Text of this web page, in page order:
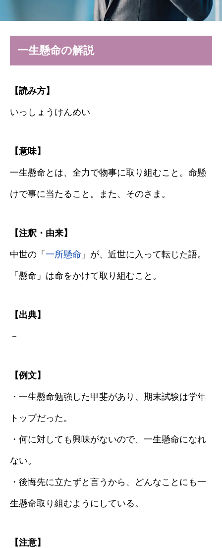
一生懸命の解説
【読み方】
いっしょうけんめい
【意味】
一生懸命とは、全力で物事に取り組むこと。命懸
けで事に当たること。また、そのさま。
【注釈・由来】
中世の「 一所懸命 」が、近世に入って転じた語。
「懸命」は命をかけて取り組むこと。
【出典】
－
【例文】
・一生懸命勉強した甲斐があり、期末試験は学年
トップだった。
・何に対しても興味がないので、一生懸命になれ
ない。
・後悔先に立たずと言うから、どんなことにも一
生懸命取り組むようにしている。
【注意】